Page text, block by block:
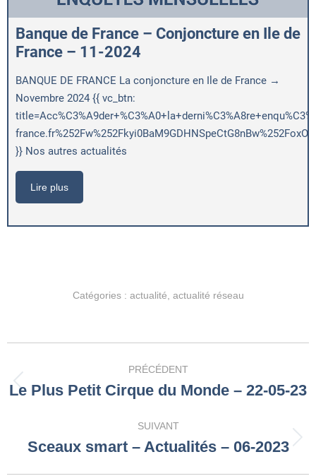
Banque de France – Conjoncture en Ile de
France – 11-2024
BANQUE DE FRANCE La conjoncture en Ile de France →
Novembre 2024 {{ vc_btn:
}} Nos autres actualités
Lire plus
Catégories : actualité, actualité réseau
article
PRÉCÉDENT
Article
:
Le Plus Petit Cirque du Monde – 22-05-23
SUIVANT
Article
Sceaux smart – Actualités – 06-2023